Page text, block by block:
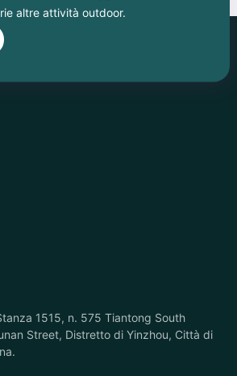
altre attività outdoor.
1515, n. 575 Tiantong South
Street, Distretto di Yinzhou, Città di